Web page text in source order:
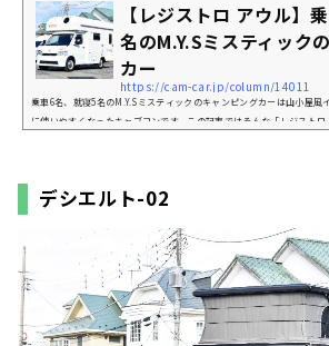
【レジストロ アウル】
名のM.Y.Sミスティック
カー
https://cam-car.jp/column/14011
乗車6名、就寝5名のM.Y.Sミスティックのキャンピングカーは山小屋風
に使いやすくなったキャブコンです。この記事ではそんな「レジスト
す。新モデルからはクーラーの室外機がボディの下...
デシエルト-02